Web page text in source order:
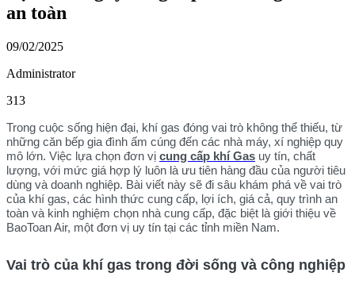
an toàn
09/02/2025
Administrator
313
Trong cuộc sống hiện đại, khí gas đóng vai trò không thể thiếu, từ
những căn bếp gia đình ấm cúng đến các nhà máy, xí nghiệp quy
mô lớn. Việc lựa chọn đơn vị cung cấp khí Gas uy tín, chất
lượng, với mức giá hợp lý luôn là ưu tiên hàng đầu của người tiêu
dùng và doanh nghiệp. Bài viết này sẽ đi sâu khám phá về vai trò
của khí gas, các hình thức cung cấp, lợi ích, giá cả, quy trình an
toàn và kinh nghiệm chọn nhà cung cấp, đặc biệt là giới thiệu về
BaoToan Air, một đơn vị uy tín tại các tỉnh miền Nam.
Vai trò của khí gas trong đời sống và công nghiệp